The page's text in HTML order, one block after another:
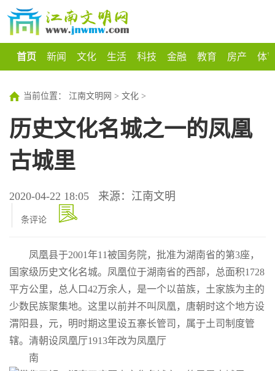
首页 新闻 文化 生活 科技 金融 教育 房产 体
当前位置： 江南文明网 > 文化 >
历史文化名城之一的凤凰
古城里
2020-04-22 18:05 来源：江南文明
条评论
凤凰县于2001年11被国务院，批准为湖南省的第3座，
国家级历史文化名城。凤凰位于湖南省的西部，总面积1728
平方公里，总人口42万余人，是一个以苗族，土家族为主的
少数民族聚集地。这里以前并不叫凤凰，唐朝时这个地方设
渭阳县，元，明时期这里设五寨长管司，属于土司制度管
辖。清朝设凤凰厅1913年改为凤凰厅
南